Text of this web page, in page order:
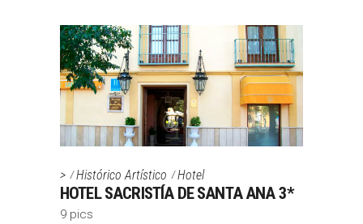
> Histórico Artístico Hotel
HOTEL SACRISTÍA DE SANTA ANA 3*
9 pics